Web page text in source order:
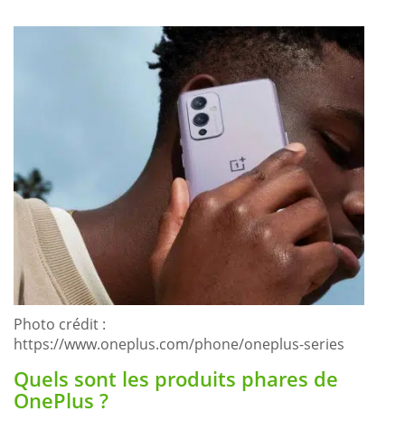
Photo crédit :
https://www.oneplus.com/phone/oneplus-series
Quels sont les produits phares de
OnePlus ?